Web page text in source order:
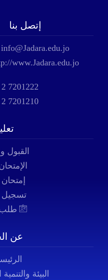
إتصل بنا
info@Jadara.edu.jo
www.Jadara.edu.jo
7201222
7201210
القبول
تسجيل
عن
البيئة